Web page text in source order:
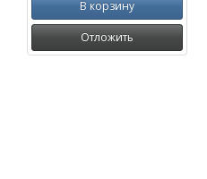
В корзину
Отложить